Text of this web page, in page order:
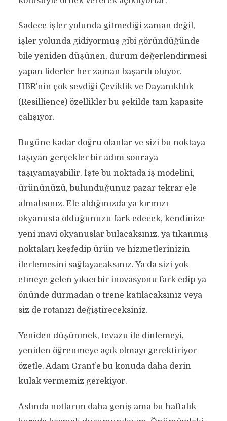
Sadece işler yolunda gitmediği zaman değil,
işler yolunda gidiyormuş gibi göründüğünde
bile yeniden düşünen, durum değerlendirmesi
yapan liderler her zaman başarılı oluyor.
HBR’nin çok sevdiği Çeviklik ve Dayanıklılık
(Resillience) özellikler bu şekilde tam kapasite
çalışıyor.
Bugüne kadar doğru olanlar ve sizi bu noktaya
taşıyan gerçekler bir adım sonraya
taşıyamayabilir. İşte bu noktada iş modelini,
ürününüzü, bulunduğunuz pazar tekrar ele
almalısınız. Ele aldığınızda ya kırmızı
okyanusta olduğunuzu fark edecek, kendinize
yeni mavi okyanuslar bulacaksınız, ya tıkanmış
noktaları keşfedip ürün ve hizmetlerinizin
ilerlemesini sağlayacaksınız. Ya da sizi yok
etmeye gelen yıkıcı bir inovasyonu fark edip ya
önünde durmadan o trene katılacaksınız veya
siz de rotanızı değiştireceksiniz.
Yeniden düşünmek, tevazu ile dinlemeyi,
yeniden öğrenmeye açık olmayı gerektiriyor
özetle. Adam Grant’e bu konuda daha derin
kulak vermemiz gerekiyor.
Aslında notlarım daha geniş ama bu haftalık